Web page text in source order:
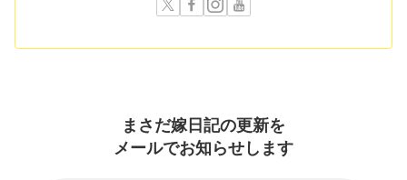
まさだ嫁日記の更新を
メールでお知らせします